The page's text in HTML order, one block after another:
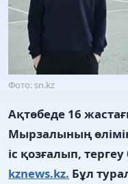
Фото: sn.kz
Ақтөбеде 16
Мырзалының
іс қозғалып,
kznews.kz. Бұл